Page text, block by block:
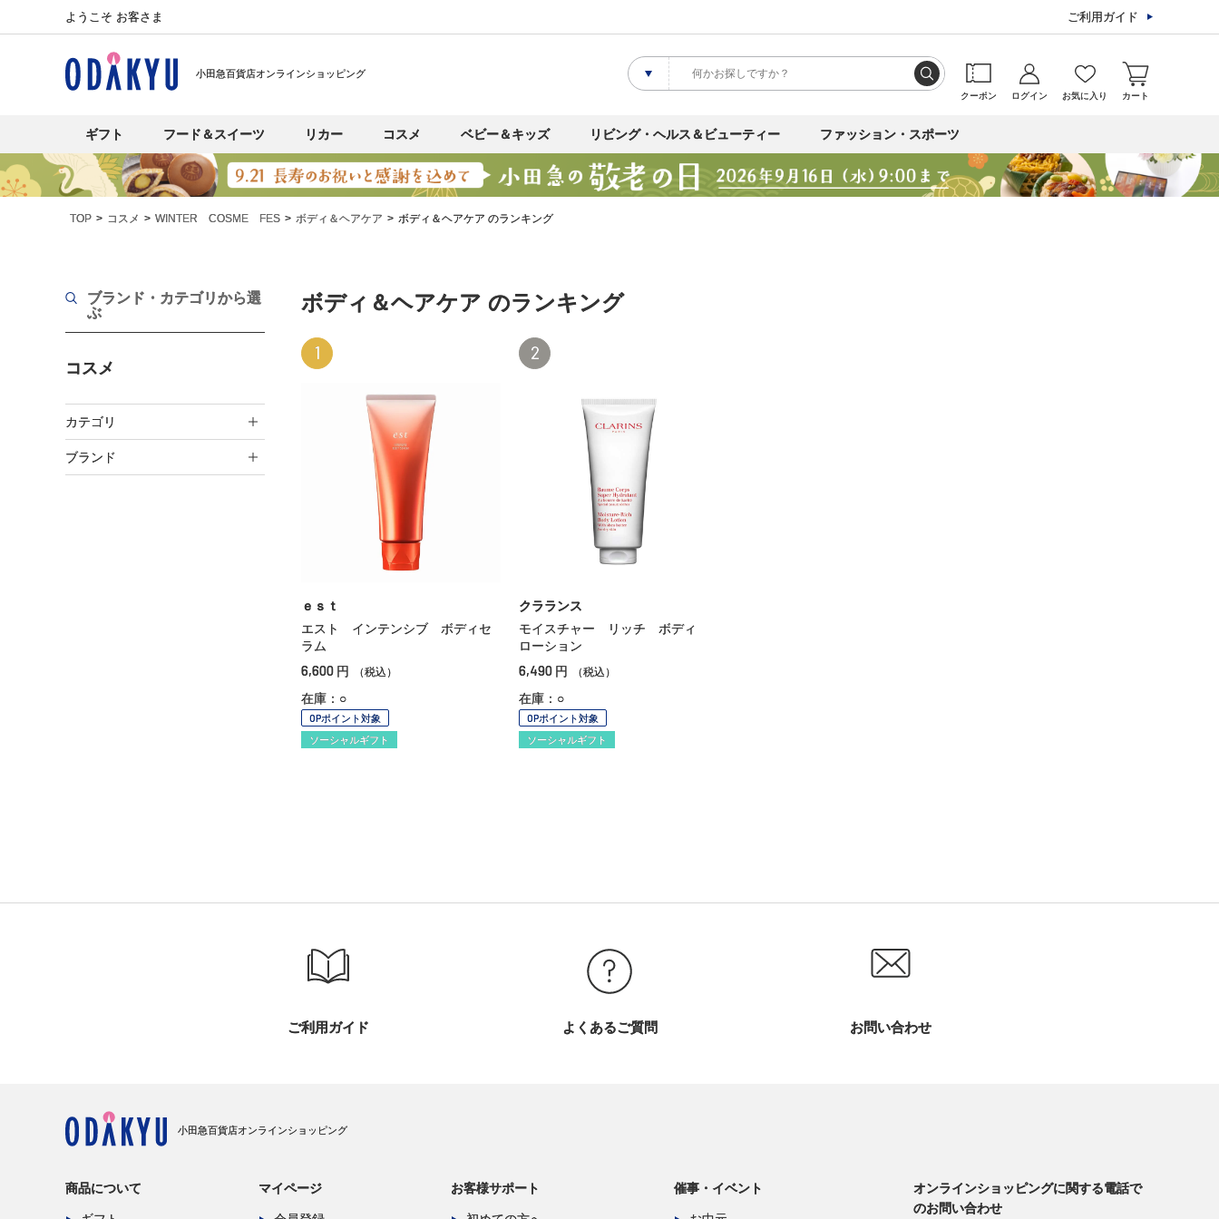
ようこそ お客さま ご利用ガイド
小田急百貨店オンラインショッピング
クーポン ログイン お気に入り カート
ギフト フード＆スイーツ リカー コスメ ベビー＆キッズ リビング・ヘルス＆ビューティー ファッション・スポーツ
TOP コスメ WINTER COSME FES ボディ＆ヘアケア ボディ＆ヘアケア のランキング
ブランド・カテゴリから選
ぶ
コスメ
カテゴリ
ブランド
ボディ＆ヘアケア のランキング
1
ｅｓｔ
エスト インテンシブ ボディセ
ラム
6,600 円 （税込）
在庫：○
OPポイント対象
ソーシャルギフト
2
クラランス
モイスチャー リッチ ボディ
ローション
6,490 円 （税込）
在庫：○
OPポイント対象
ソーシャルギフト
ご利用ガイド よくあるご質問 お問い合わせ
小田急百貨店オンラインショッピング
商品について マイページ お客様サポート 催事・イベント
オンラインショッピングに関する電話で
のお問い合わせ